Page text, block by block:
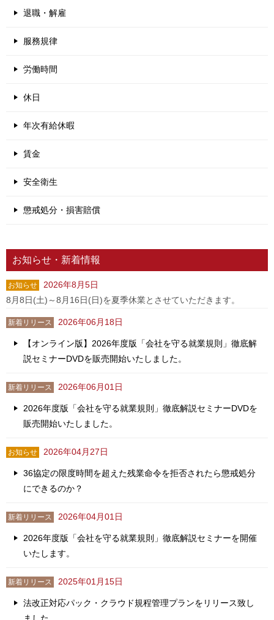
退職・解雇
服務規律
労働時間
休日
年次有給休暇
賃金
安全衛生
懲戒処分・損害賠償
お知らせ・新着情報
お知らせ
2026年8月5日
8月8日(土)～8月16日(日)を夏季休業とさせていただきます。
新着リリース 2026年06月18日
【オンライン版】2026年度版「会社を守る就業規則」徹底解
説セミナーDVDを販売開始いたしました。
新着リリース 2026年06月01日
2026年度版「会社を守る就業規則」徹底解説セミナーDVDを
販売開始いたしました。
お知らせ 2026年04月27日
36協定の限度時間を超えた残業命令を拒否されたら懲戒処分
にできるのか？
新着リリース 2026年04月01日
2026年度版「会社を守る就業規則」徹底解説セミナーを開催
いたします。
新着リリース 2025年01月15日
法改正対応パック・クラウド規程管理プランをリリース致し
ました。